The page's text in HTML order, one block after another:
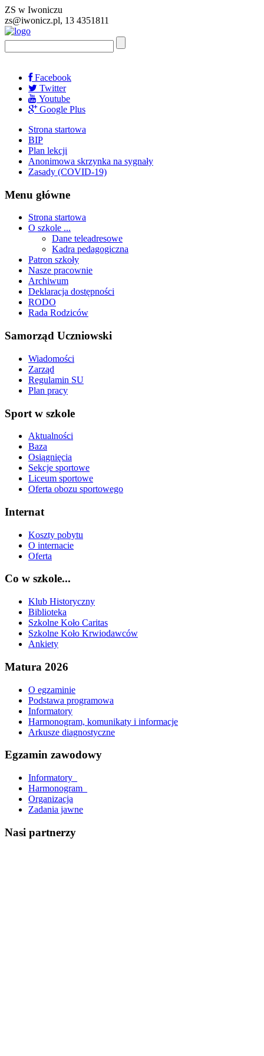
ZS w Iwoniczu
zs@iwonicz.pl, 13 4351811
Facebook
Twitter
Youtube
Google Plus
Strona startowa
BIP
Plan lekcji
Anonimowa skrzynka na sygnały
Zasady (COVID-19)
Menu główne
Strona startowa
O szkole ...
Dane teleadresowe
Kadra pedagogiczna
Patron szkoły
Nasze pracownie
Archiwum
Deklaracja dostępności
RODO
Rada Rodziców
Samorząd Uczniowski
Wiadomości
Zarząd
Regulamin SU
Plan pracy
Sport w szkole
Aktualności
Baza
Osiągnięcia
Sekcje sportowe
Liceum sportowe
Oferta obozu sportowego
Internat
Koszty pobytu
O internacie
Oferta
Co w szkole...
Klub Historyczny
Biblioteka
Szkolne Koło Caritas
Szkolne Koło Krwiodawców
Ankiety
Matura 2026
O egzaminie
Podstawa programowa
Informatory
Harmonogram, komunikaty i informacje
Arkusze diagnostyczne
Egzamin zawodowy
Informatory_
Harmonogram_
Organizacja
Zadania jawne
Nasi partnerzy